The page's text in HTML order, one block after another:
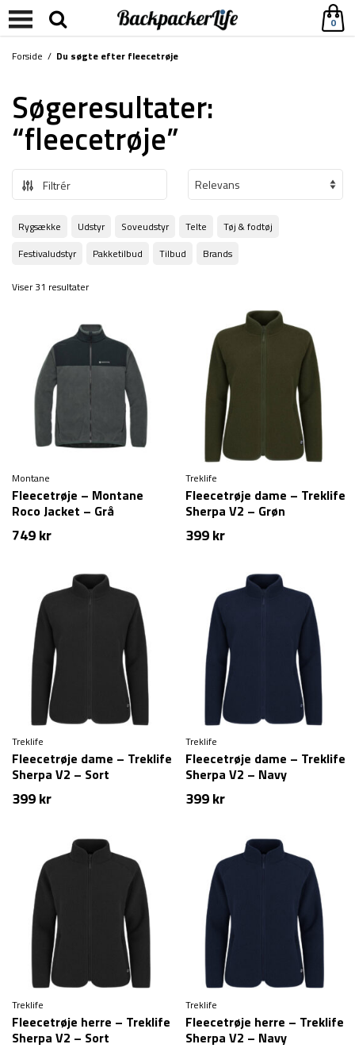
0
Forside / Du søgte efter fleecetrøje
Søgeresultater:
“fleecetrøje”
Filtrér
Rygsække Udstyr Soveudstyr Telte
Tøj & fodtøj
Festivaludstyr
Pakketilbud Tilbud Brands
Viser 31 resultater
Montane
Fleecetrøje – Montane
Roco Jacket – Grå
749kr
Treklife
Fleecetrøje dame – Treklife
Sherpa V2 – Grøn
399kr
Treklife
Fleecetrøje dame – Treklife
Sherpa V2 – Sort
399kr
Treklife
Fleecetrøje dame – Treklife
Sherpa V2 – Navy
399kr
Treklife
Fleecetrøje herre – Treklife
Sherpa V2 – Sort
Treklife
Fleecetrøje herre – Treklife
Sherpa V2 – Navy